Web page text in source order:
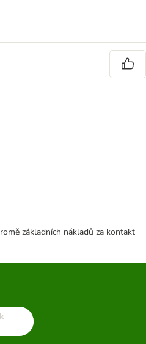
základních nákladů za kontakt